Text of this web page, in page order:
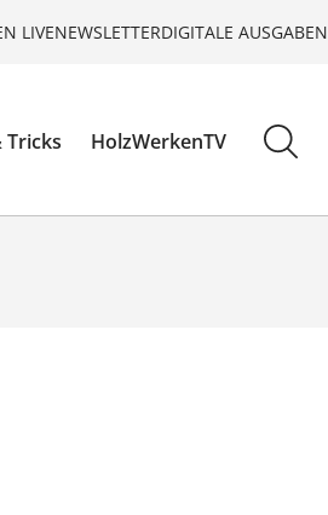
LIVENEWSLETTERDIGITALE AUSGABEN
Tricks HolzWerkenTV